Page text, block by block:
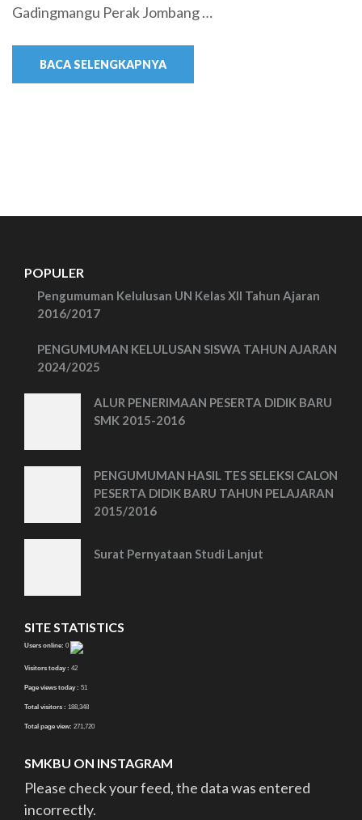
Gadingmangu Perak Jombang …
BACA SELENGKAPNYA
POPULER
Pengumuman Kelulusan UN Kelas XII Tahun Ajaran
2016/2017
PENGUMUMAN KELULUSAN SISWA TAHUN AJARAN
2024/2025
ALUR PENERIMAAN PESERTA DIDIK BARU
SMK 2015-2016
PENGUMUMAN HASIL TES SELEKSI CALON
PESERTA DIDIK BARU TAHUN PELAJARAN
2015/2016
Surat Pernyataan Studi Lanjut
SITE STATISTICS
Users online: 0
Visitors today : 42
Page views today : 51
Total visitors : 188,348
Total page view: 271,720
SMKBU ON INSTAGRAM
Please check your feed, the data was entered
incorrectly.